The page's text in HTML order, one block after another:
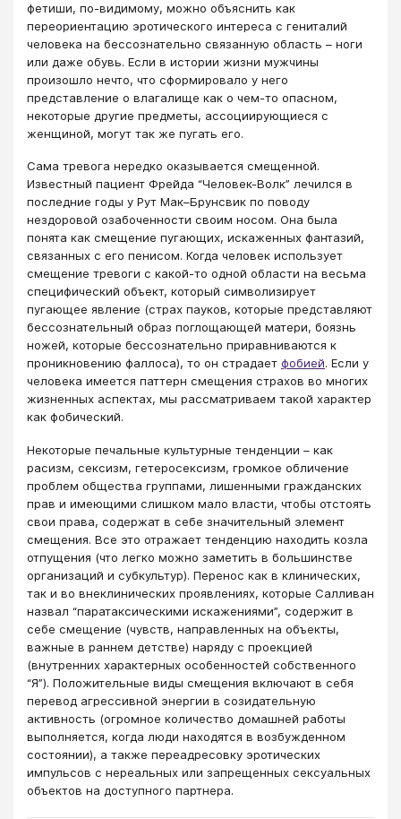
фетиши, по-видимому, можно объяснить как
переориентацию эротического интереса с гениталий
человека на бессознательно связанную область – ноги
или даже обувь. Если в истории жизни мужчины
произошло нечто, что сформировало у него
представление о влагалище как о чем-то опасном,
некоторые другие предметы, ассоциирующиеся с
женщиной, могут так же пугать его.
Сама тревога нередко оказывается смещенной.
Известный пациент Фрейда “Человек-Волк” лечился в
последние годы у Рут Мак–Брунсвик по поводу
нездоровой озабоченности своим носом. Она была
понята как смещение пугающих, искаженных фантазий,
связанных с его пенисом. Когда человек использует
смещение тревоги с какой-то одной области на весьма
специфический объект, который символизирует
пугающее явление (страх пауков, которые представляют
бессознательный образ поглощающей матери, боязнь
ножей, которые бессознательно приравниваются к
проникновению фаллоса), то он страдает фобией​. Если у
человека имеется паттерн смещения страхов во многих
жизненных аспектах, мы рассматриваем такой характер
как фобический.
Некоторые печальные культурные тенденции – как
расизм, сексизм, гетеросексизм, громкое обличение
проблем общества группами, лишенными гражданских
прав и имеющими слишком мало власти, чтобы отстоять
свои права, содержат в себе значительный элемент
смещения. Все это отражает тенденцию находить козла
отпущения (что легко можно заметить в большинстве
организаций и субкультур). Перенос как в клинических,
так и во внеклинических проявлениях, которые Салливан
назвал “паратаксическими искажениями”, содержит в
себе смещение (чувств, направленных на объекты,
важные в раннем детстве) наряду с проекцией
(внутренних характерных особенностей собственного
“Я”). Положительные виды смещения включают в себя
перевод агрессивной энергии в созидательную
активность (огромное количество домашней работы
выполняется, когда люди находятся в возбужденном
состоянии), а также переадресовку эротических
импульсов с нереальных или запрещенных сексуальных
объектов на доступного партнера.